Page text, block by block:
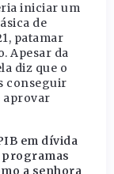
iniciar um
de
patamar
Apesar da
diz que o
conseguir
aprovar
em dívida
programas
a senhora